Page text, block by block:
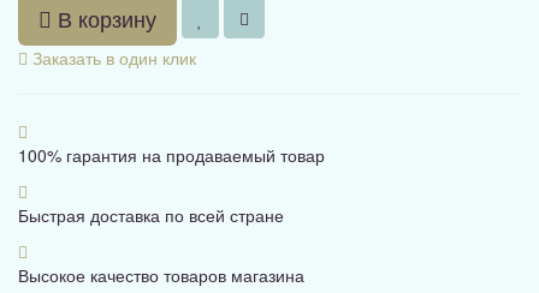
В корзину
Заказать в один клик
100% гарантия на продаваемый товар
Быстрая доставка по всей стране
Высокое качество товаров магазина